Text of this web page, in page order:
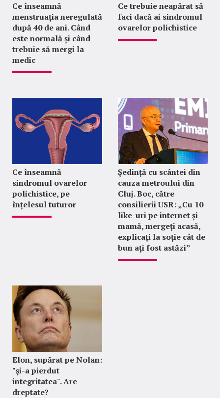
Ce înseamnă
menstruația neregulată
după 40 de ani. Când
este normală și când
trebuie să mergi la
medic
Ce trebuie neapărat să
faci dacă ai sindromul
ovarelor polichistice
Ce înseamnă
sindromul ovarelor
polichistice, pe
înțelesul tuturor
Ședință cu scântei din
cauza metroului din
Cluj. Boc, către
consilierii USR: „Cu 10
like-uri pe internet și
mamă, mergeți acasă,
explicați la soție cât de
bun ați fost astăzi”
Elon, supărat pe Nolan:
"şi-a pierdut
integritatea". Are
dreptate?